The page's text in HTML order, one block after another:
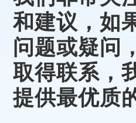
和建议，如
问题或疑问，
取得联系，
提供最优质